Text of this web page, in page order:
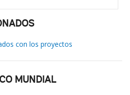
con los proyectos
MUNDIAL